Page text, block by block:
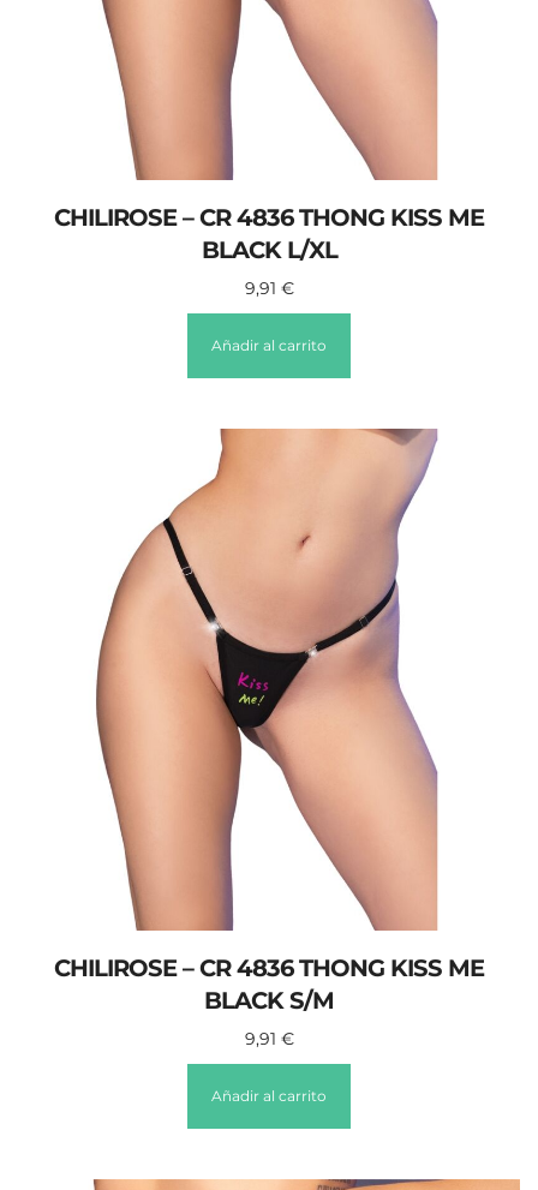
CHILIROSE – CR 4836 THONG KISS ME
BLACK L/XL
9,91 €
Añadir al carrito
CHILIROSE – CR 4836 THONG KISS ME
BLACK S/M
9,91 €
Añadir al carrito